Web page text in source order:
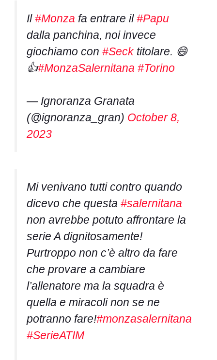
Il#Monza fa entrare il#Papu
dalla panchina, noi invece
giochiamo con #Secktitolare. 😄
👍#MonzaSalernitana #Torino
— Ignoranza Granata
(@ignoranza_gran) October 8,
2023
Mi venivano tutti contro quando
dicevo che questa #salernitana
non avrebbe potuto affrontare la
serie A dignitosamente!
Purtroppo non c’è altro da fare
che provare a cambiare
l’allenatore ma la squadra è
quella e miracoli non se ne
potranno fare!#monzasalernitana
#SerieATIM